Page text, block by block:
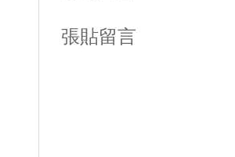
張貼留言